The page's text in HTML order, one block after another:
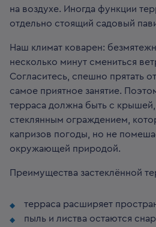
на воздухе. Иногда функции
отдельно стоящий садовый
Наш климат коварен:
несколько минут смениться
Согласитесь, спешно прятать
самое приятное занятие.
терраса должна быть с
стеклянным ограждением,
капризов погоды, но не
окружающей природой.
Преимущества застеклённой
терраса расширяет
пыль и листва остаются